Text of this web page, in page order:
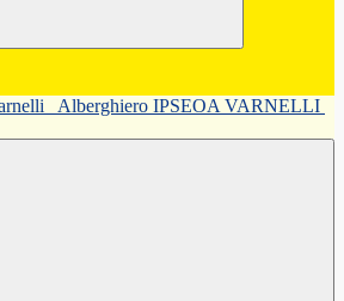
Alberghiero IPSEOA VARNELLI